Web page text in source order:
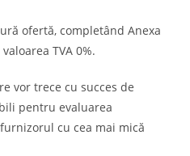
ofertă, completând Anexa
TVA 0%.
vor trece cu succes de
pentru evaluarea
cu cea mai mică